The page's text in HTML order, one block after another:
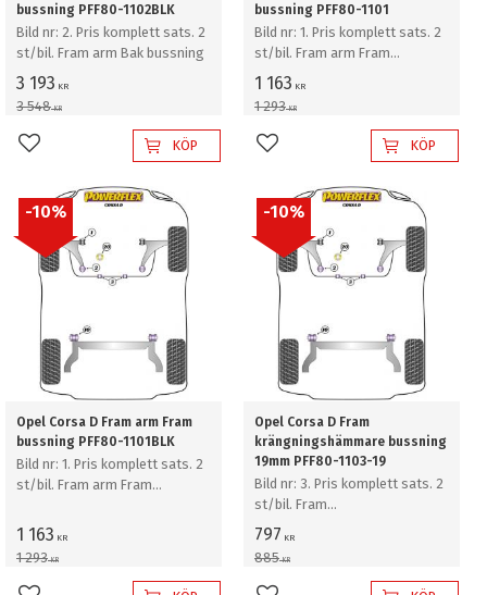
bussning PFF80-1102BLK
Bild nr: 2. Pris komplett sats. 2
st/bil. Fram arm Bak bussning
3 193 KR
3 548KR
Lägg till i favoriterKÖP
bussning PFF80-1101
Bild nr: 1. Pris komplett sats. 2
st/bil. Fram arm Fram
bussning
1 163 KR
1 293KR
Lägg till i favoriterKÖP
Opel Corsa D Fram arm Fram
bussning PFF80-1101BLK
Bild nr: 1. Pris komplett sats. 2
st/bil. Fram arm Fram
1 163 KR
1 293KR
10%
Opel Corsa D Fram
krängningshämmare bussning
19mm PFF80-1103-19
Bild nr: 3. Pris komplett sats. 2
st/bil. Fram
krängningshämmare bussning
19mm
797 KR
885KR
10%